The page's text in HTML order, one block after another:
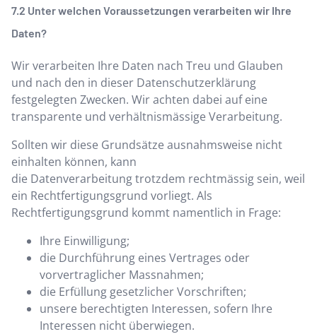
Unter welchen Voraussetzungen verarbeiten wir Ihre
Daten?
Wir verarbeiten Ihre Daten nach Treu und Glauben
und nach den in dieser Datenschutzerklärung
festgelegten Zwecken. Wir achten dabei auf eine
transparente und verhältnismässige Verarbeitung.
Sollten wir diese Grundsätze ausnahmsweise nicht
einhalten können, kann
die Datenverarbeitung trotzdem rechtmässig sein, weil
ein Rechtfertigungsgrund vorliegt. Als
Rechtfertigungsgrund kommt namentlich in Frage:
Ihre Einwilligung;
die Durchführung eines Vertrages oder
vorvertraglicher Massnahmen;
die Erfüllung gesetzlicher Vorschriften;
unsere berechtigten Interessen, sofern Ihre
Interessen nicht überwiegen.